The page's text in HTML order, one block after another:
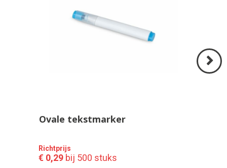
Ovale tekstmarker
Richtprijs
€ 0,29 bij 500 stuks